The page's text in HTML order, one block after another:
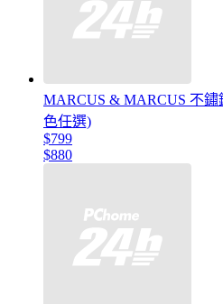
MARCUS & MARCUS 不鏽
色任選)
$799
$880